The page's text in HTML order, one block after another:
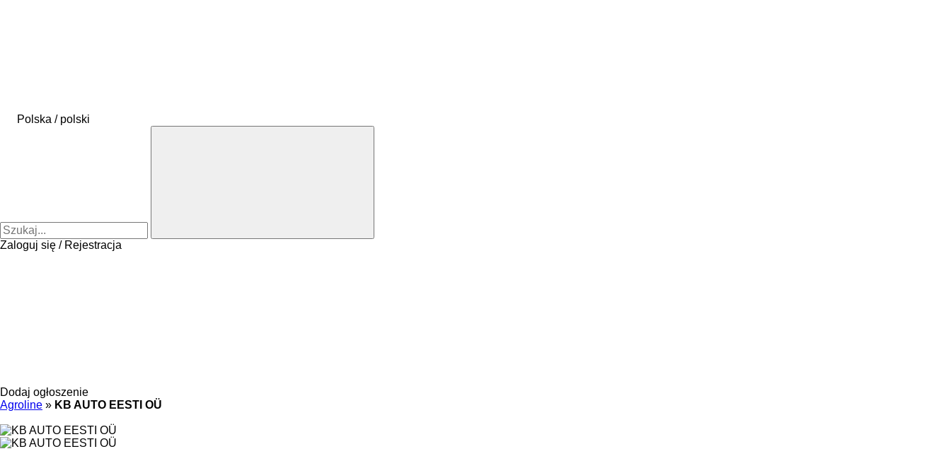
Polska / polski
Zaloguj się / Rejestracja
Dodaj ogłoszenie
Agroline » KB AUTO EESTI OÜ